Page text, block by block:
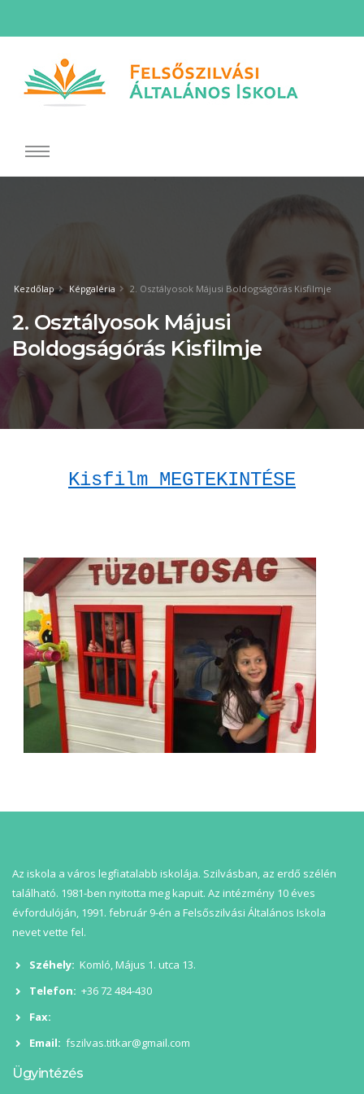
Kezdőlap Képgaléria 2. Osztályosok Májusi Boldogságórás Kisfilmje
2. Osztályosok Májusi
Boldogságórás Kisfilmje
Kisfilm MEGTEKINTÉSE
Az iskola a város legfiatalabb iskolája. Szilvásban, az erdő szélén
található. 1981-ben nyitotta meg kapuit. Az intézmény 10 éves
évfordulóján, 1991. február 9-én a Felsőszilvási Általános Iskola
nevet vette fel.
Széhely: Komló, Május 1. utca 13.
Telefon: +36 72 484-430
Fax:
Email: fszilvas.titkar@gmail.com
Ügyintézés